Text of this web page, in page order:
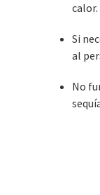
calor.
Si
al
No